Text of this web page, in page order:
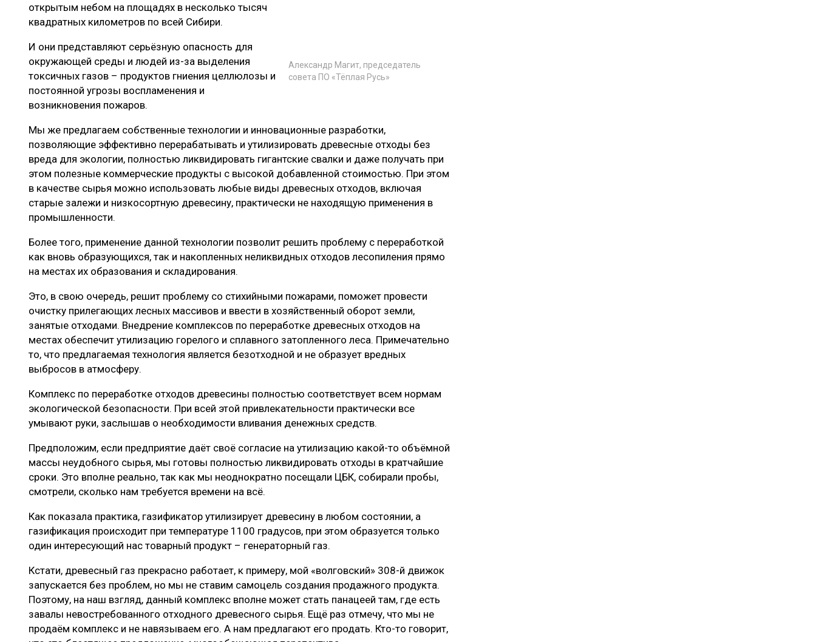
Александр Магит, председатель
совета ПО «Тёплая Русь»
открытым небом на площадях в несколько тысяч
квадратных километров по всей Сибири.
И они представляют серьёзную опасность для
окружающей среды и людей из-за выделения
токсичных газов – продуктов гниения целлюлозы и
постоянной угрозы воспламенения и
возникновения пожаров.
Мы же предлагаем собственные технологии и инновационные разработки,
позволяющие эффективно перерабатывать и утилизировать древесные отходы без
вреда для экологии, полностью ликвидировать гигантские свалки и даже получать при
этом полезные коммерческие продукты с высокой добавленной стоимостью. При этом
в качестве сырья можно использовать любые виды древесных отходов, включая
старые залежи и низкосортную древесину, практически не находящую применения в
промышленности.
Более того, применение данной технологии позволит решить проблему с переработкой
как вновь образующихся, так и накопленных неликвидных отходов лесопиления прямо
на местах их образования и складирования.
Это, в свою очередь, решит проблему со стихийными пожарами, поможет провести
очистку прилегающих лесных массивов и ввести в хозяйственный оборот земли,
занятые отходами. Внедрение комплексов по переработке древесных отходов на
местах обеспечит утилизацию горелого и сплавного затопленного леса. Примечательно
то, что предлагаемая технология является безотходной и не образует вредных
выбросов в атмосферу.
Комплекс по переработке отходов древесины полностью соответствует всем нормам
экологической безопасности. При всей этой привлекательности практически все
умывают руки, заслышав о необходимости вливания денежных средств.
Предположим, если предприятие даёт своё согласие на утилизацию какой-то объёмной
массы неудобного сырья, мы готовы полностью ликвидировать отходы в кратчайшие
сроки. Это вполне реально, так как мы неоднократно посещали ЦБК, собирали пробы,
смотрели, сколько нам требуется времени на всё.
Как показала практика, газификатор утилизирует древесину в любом состоянии, а
газификация происходит при температуре 1100 градусов, при этом образуется только
один интересующий нас товарный продукт – генераторный газ.
Кстати, древесный газ прекрасно работает, к примеру, мой «волговский» 308-й движок
запускается без проблем, но мы не ставим самоцель создания продажного продукта.
Поэтому, на наш взгляд, данный комплекс вполне может стать панацеей там, где есть
завалы невостребованного отходного древесного сырья. Ещё раз отмечу, что мы не
продаём комплекс и не навязываем его. А нам предлагают его продать. Кто-то говорит,